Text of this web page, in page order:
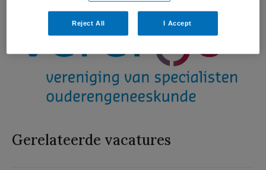
Gerelateerde vacatures
Reject All I Accept